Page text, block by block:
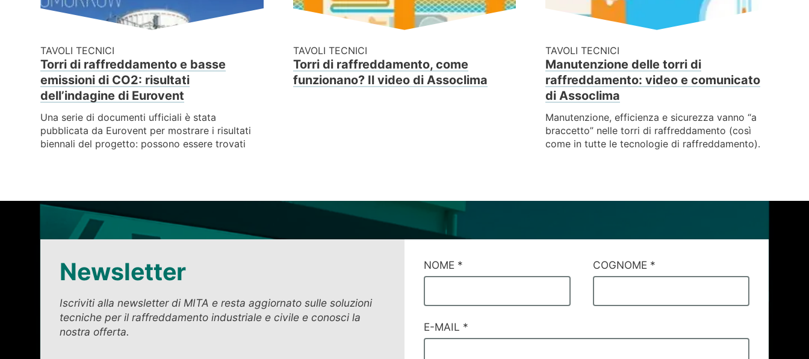
TAVOLI TECNICI
Torri di raffreddamento e basse
emissioni di CO2: risultati
dell’indagine di Eurovent
Una serie di documenti ufficiali è stata
pubblicata da Eurovent per mostrare i risultati
biennali del progetto: possono essere trovati
TAVOLI TECNICI
Torri di raffreddamento, come
funzionano? Il video di Assoclima
TAVOLI TECNICI
Manutenzione delle torri di
raffreddamento: video e comunicato
di Assoclima
Manutenzione, efficienza e sicurezza vanno “a
braccetto” nelle torri di raffreddamento (così
come in tutte le tecnologie di raffreddamento).
Newsletter
Iscriviti alla newsletter di MITA e resta aggiornato sulle soluzioni
tecniche per il raffreddamento industriale e civile e conosci la
nostra offerta.
CAMPI
DI
#82
NOME * COGNOME *
E-MAIL *